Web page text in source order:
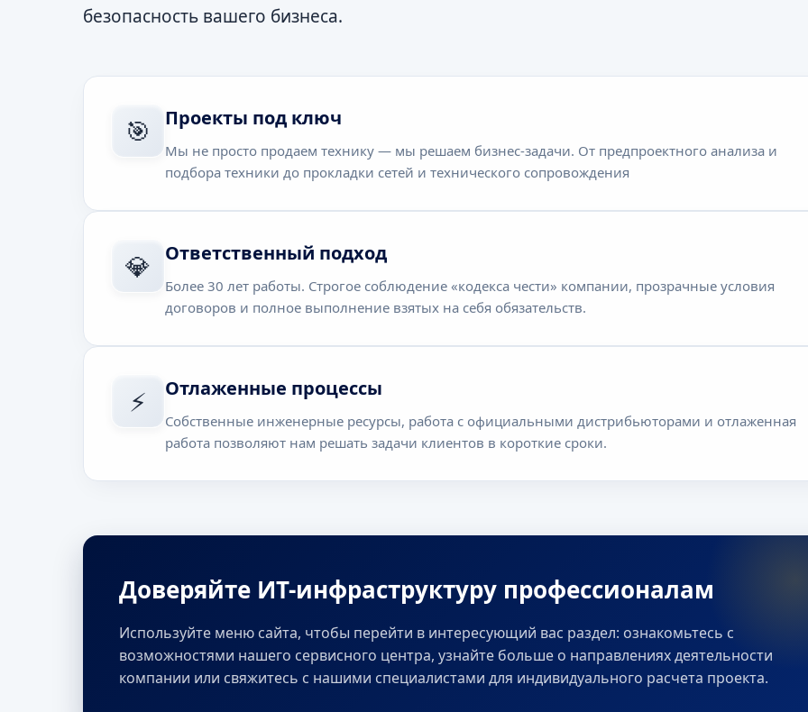
безопасность вашего бизнеса.
🎯 Проекты под ключ
Мы не просто продаем технику — мы решаем бизнес-задачи. От предпроектного анализа и
подбора техники до прокладки сетей и технического сопровождения
💎 Ответственный подход
Более 30 лет работы. Строгое соблюдение «кодекса чести» компании, прозрачные условия
договоров и полное выполнение взятых на себя обязательств.
⚡ Отлаженные процессы
Собственные инженерные ресурсы, работа с официальными дистрибьюторами и отлаженная
работа позволяют нам решать задачи клиентов в короткие сроки.
Доверяйте ИТ-инфраструктуру профессионалам
Используйте меню сайта, чтобы перейти в интересующий вас раздел: ознакомьтесь с
возможностями нашего сервисного центра, узнайте больше о направлениях деятельности
компании или свяжитесь с нашими специалистами для индивидуального расчета проекта.